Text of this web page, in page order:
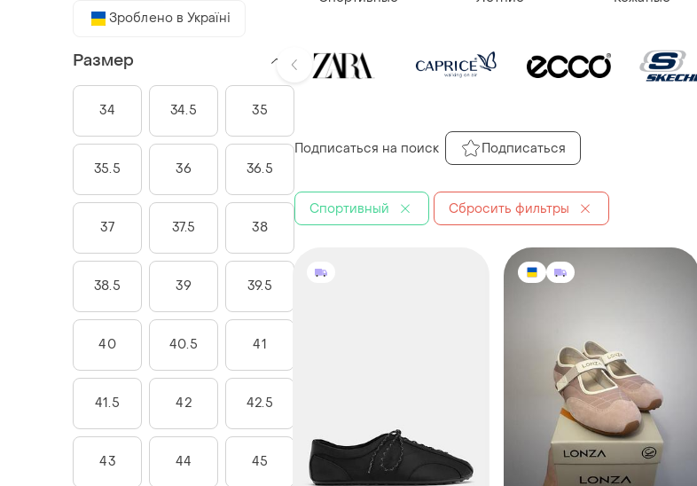
Спортивный Сбросить фильтры
Подписаться на поиск Подписаться
Зроблено в Україні
Размер
34 34.5 35
35.5 36 36.5
37 37.5 38
38.5 39 39.5
40 40.5 41
41.5 42 42.5
43 44 45